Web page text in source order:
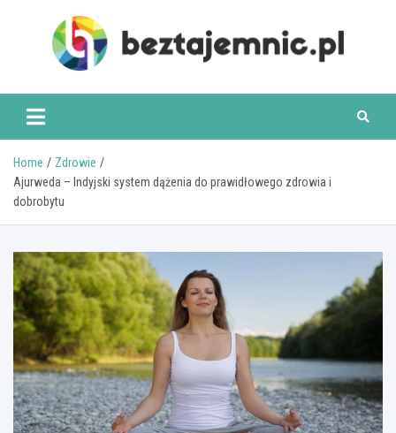
beztajemnic.pl
Home
Zdrowie
Ajurweda – Indyjski system dążenia do prawidłowego zdrowia i
dobrobytu